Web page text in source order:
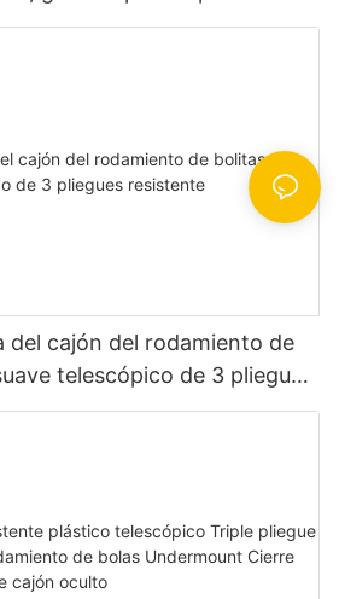
del cajón del rodamiento de
telescópico de 3 pliegues